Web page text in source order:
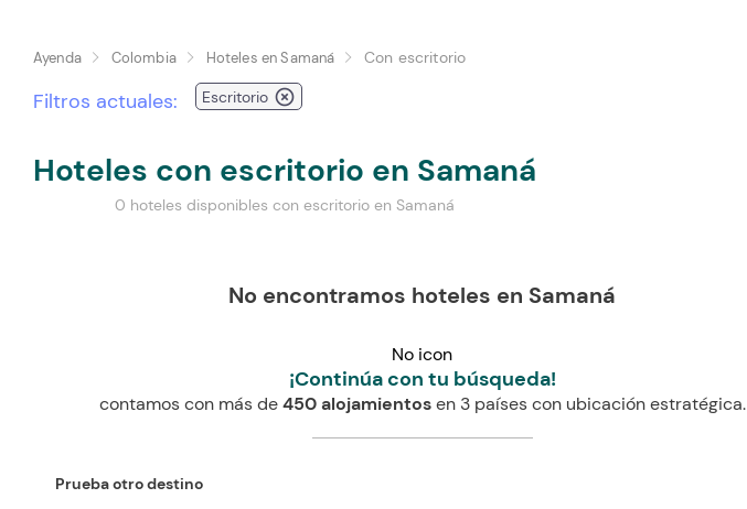
Ayenda Colombia Hoteles en Samaná Con escritorio
Filtros actuales: Escritorio highlight_off
Hoteles con escritorio en Samaná
0 hoteles disponibles con escritorio en Samaná
No encontramos hoteles en Samaná
No icon
¡Continúa con tu búsqueda!
contamos con más de450 alojamientosen 3 países con ubicación estratégica.
Prueba otro destino